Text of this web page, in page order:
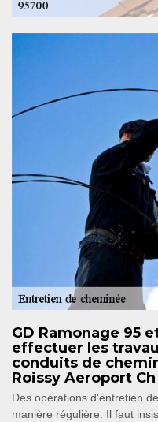
GD Ramonage 95
effectuer les
conduits de
Roissy Aeroport
Des opérations d'entretien
manière régulière. Il faut